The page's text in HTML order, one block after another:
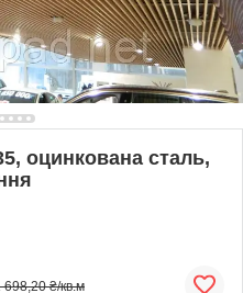
оцинкована сталь,
698,20 ₴/кв.м